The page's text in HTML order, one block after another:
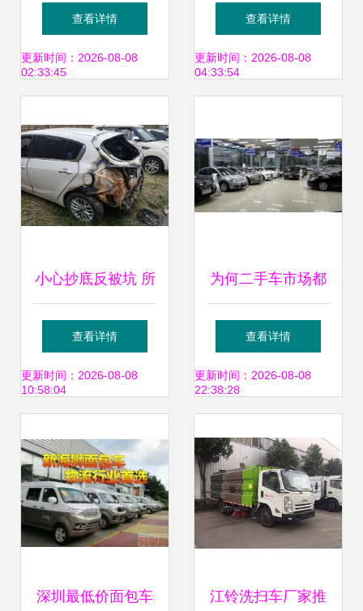
的“新车池” 那些没
开多久的“准新
查看详情
更新时间：2026-08-08
02:33:45
更喜欢送贴膜服务
你可能会赚，但他
查看详情
更新时间：2026-08-08
04:33:54
小心抄底反被坑 所
谓的“准新车”能不
能买？
查看详情
更新时间：2026-08-08
10:58:04
为何二手车市场都
是没开多久的
查看详情
更新时间：2026-08-08
22:38:28
深圳最低价面包车 江铃洗扫车厂家推